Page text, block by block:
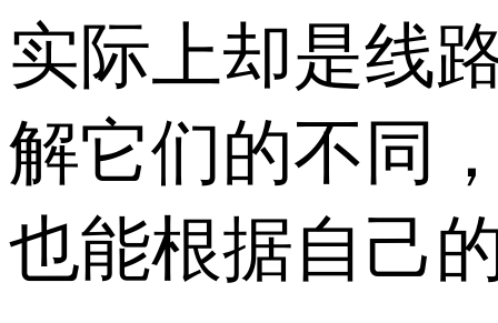
实际上却是线
解它们的不同
也能根据自己